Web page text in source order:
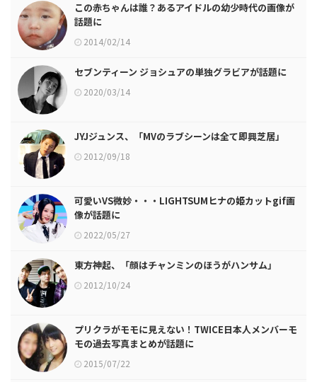
この赤ちゃんは誰？あるアイドルの幼少時代の画像が
話題に
2014/02/14
セブンティーン ジョシュアの単独グラビアが話題に
2020/03/14
JYJジュンス、「MVのラブシーンは全て即興芝居」
2012/09/18
可愛いVS微妙・・・LIGHTSUMヒナの姫カットgif画
像が話題に
2022/05/27
東方神起、「顔はチャンミンのほうがハンサム」
2012/10/24
プリクラがモモに見えない！TWICE日本人メンバーモ
モの過去写真まとめが話題に
2015/07/22